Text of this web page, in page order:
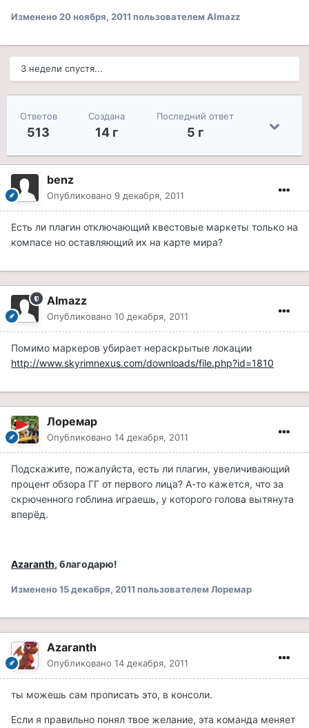
Изменено20 ноября, 2011 пользователем Almazz
3 недели спустя...
Ответов
513
Создана
14 г
Последний ответ
5 г
benz
Опубликовано 9 декабря, 2011
Есть ли плагин отключающий квестовые маркеты только на
компасе но оставляющий их на карте мира?
Almazz
Опубликовано 10 декабря, 2011
Помимо маркеров убирает нераскрытые локации
http://www.skyrimnexus.com/downloads/file.php?id=1810
Лоремар
Опубликовано 14 декабря, 2011
Подскажите, пожалуйста, есть ли плагин, увеличивающий
процент обзора ГГ от первого лица? А-то кажется, что за
скрюченного гоблина играешь, у которого голова вытянута
вперёд.
Azaranth, благодарю!
Изменено15 декабря, 2011 пользователем Лоремар
Azaranth
Опубликовано 14 декабря, 2011
ты можешь сам прописать это, в консоли.
Если я правильно понял твое желание, эта команда меняет